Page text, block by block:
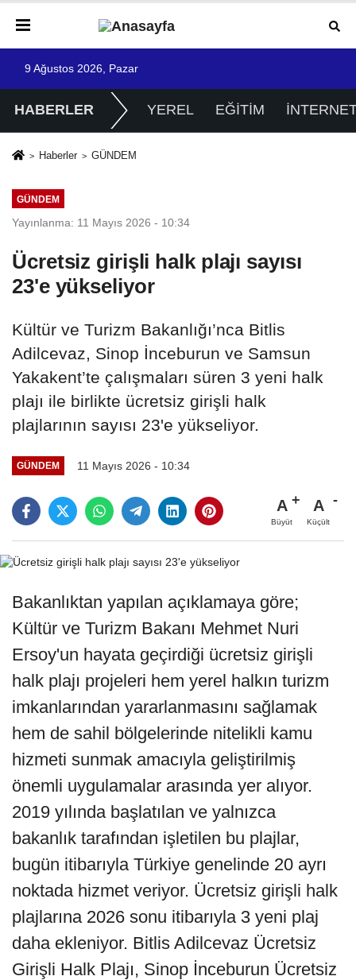
9 Ağustos 2026, Pazar
HABERLER YEREL EĞİTİM
Haberler GÜNDEM
GÜNDEM
Yayınlanma: 11 Mayıs 2026 - 10:34
Ücretsiz girişli halk plajı sayısı
23'e yükseliyor
Kültür ve Turizm Bakanlığı’nca Bitlis
Adilcevaz, Sinop İnceburun ve Samsun
Yakakent’te çalışmaları süren 3 yeni halk
plajı ile birlikte ücretsiz girişli halk
plajlarının sayısı 23'e yükseliyor.
GÜNDEM 11 Mayıs 2026 - 10:34
A
Büyüt
A
Küçült
Bakanlıktan yapılan açıklamaya göre;
Kültür ve Turizm Bakanı Mehmet Nuri
Ersoy'un hayata geçirdiği ücretsiz girişli
halk plajı projeleri hem yerel halkın turizm
imkanlarından yararlanmasını sağlamak
hem de sahil bölgelerinde nitelikli kamu
hizmeti sunmak amacıyla geliştirilmiş
önemli uygulamalar arasında yer alıyor.
2019 yılında başlatılan ve yalnızca
bakanlık tarafından işletilen bu plajlar,
bugün itibarıyla Türkiye genelinde 20 ayrı
noktada hizmet veriyor. Ücretsiz girişli halk
plajlarına 2026 sonu itibarıyla 3 yeni plaj
daha ekleniyor. Bitlis Adilcevaz Ücretsiz
Girişli Halk Plajı, Sinop İnceburun Ücretsiz